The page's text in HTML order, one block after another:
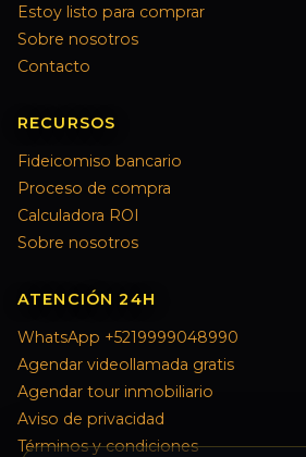
Estoy listo para comprar
Sobre nosotros
Contacto
RECURSOS
Fideicomiso bancario
Proceso de compra
Calculadora ROI
Sobre nosotros
ATENCIÓN 24H
WhatsApp +5219999048990
Agendar videollamada gratis
Agendar tour inmobiliario
Aviso de privacidad
Términos y condiciones